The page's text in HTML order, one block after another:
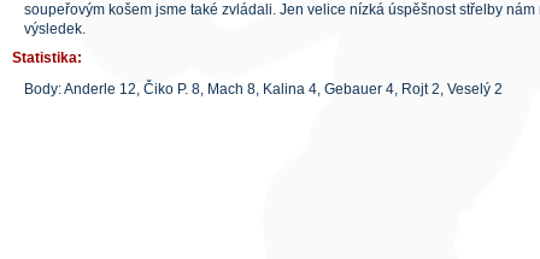
soupeřovým košem jsme také zvládali. Jen velice nízká úspěšnost střelby
výsledek.
Statistika:
Body: Anderle 12, Čiko P. 8, Mach 8, Kalina 4, Gebauer 4, Rojt 2, Veselý 2